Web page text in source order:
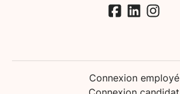
Connexion employé